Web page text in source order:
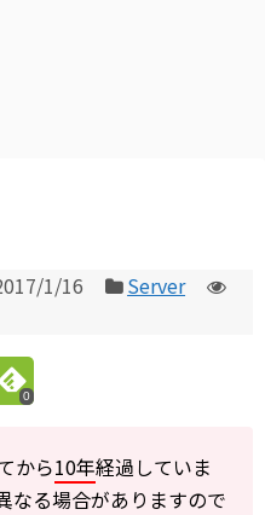
1/16
Server
0
から10年経過していま
なる場合がありますので